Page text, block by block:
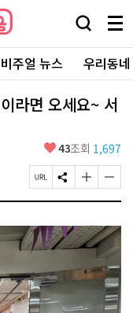
검
창
열
기
메
뉴
전
체
보
기
비주얼 뉴스 우리동
라면 오세요~ 서
좋
요
43조회 1,697
페
이
U
R
L
사
S
N
공
유
하
글
자
기
크
게
변
경
하
기
글
자
기
작
게
변
경
하
기